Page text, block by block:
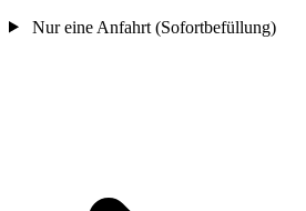
Nur eine Anfahrt (Sofortbefüllung)